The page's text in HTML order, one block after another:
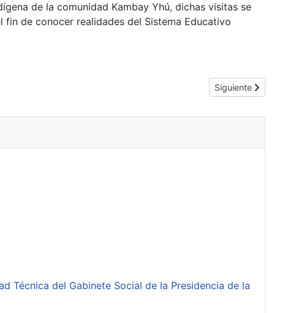
de la comunidad Kambay Yhú, dichas visitas se
de conocer realidades del Sistema Educativo
Artículo
Siguiente
Técnica del Gabinete Social de la Presidencia de la